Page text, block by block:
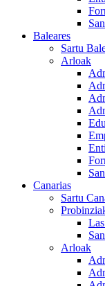
Baleares
Sartu
Arloak
Canarias
Sartu
Arloak